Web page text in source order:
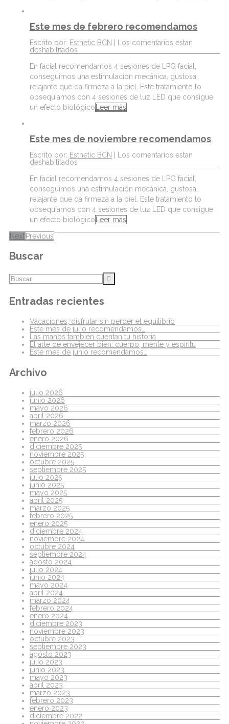
Este mes de febrero recomendamos
Escrito por: Esthetic BCN
Los comentarios estan
deshabilitados
En facial recomendamos 4 sesiones de LPG facial,
conseguimos una estimulación mecánica, gustosa,
relajante que da firmeza a la piel. Este tratamiento lo
obsequiamos con 4 sesiones de luz LED que consigue
un efecto biológico
Leer más
Este mes de noviembre recomendamos
Escrito por: Esthetic BCN
Los comentarios estan
deshabilitados
En facial recomendamos 4 sesiones de LPG facial,
conseguimos una estimulación mecánica, gustosa,
relajante que da firmeza a la piel. Este tratamiento lo
obsequiamos con 4 sesiones de luz LED que consigue
un efecto biológico
Leer más
Next Previous
Buscar
Entradas recientes
Vacaciones, disfrutar sin perder el equilibrio
Este mes de julio recomendamos…
Las manos también cuentan tu historia
El arte de envejecer bien: cuerpo, mente y espíritu
Este mes de junio recomendamos…
Archivo
julio 2026
junio 2026
mayo 2026
abril 2026
marzo 2026
febrero 2026
enero 2026
diciembre 2025
noviembre 2025
octubre 2025
septiembre 2025
julio 2025
junio 2025
mayo 2025
abril 2025
marzo 2025
febrero 2025
enero 2025
diciembre 2024
noviembre 2024
octubre 2024
septiembre 2024
agosto 2024
julio 2024
junio 2024
mayo 2024
abril 2024
marzo 2024
febrero 2024
enero 2024
diciembre 2023
noviembre 2023
octubre 2023
septiembre 2023
agosto 2023
julio 2023
junio 2023
mayo 2023
abril 2023
marzo 2023
febrero 2023
enero 2023
diciembre 2022